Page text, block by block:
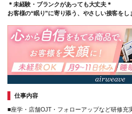
＊未経験・ブランクがあっても大丈夫＊
お客様の“眠り”に寄り添う、やさしい接客をし
仕事内容
■座学・店舗OJT・フォローアップなど研修充